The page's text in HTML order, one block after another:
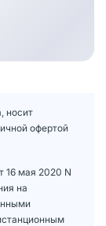
носит
офертой
16 мая 2020 N
на